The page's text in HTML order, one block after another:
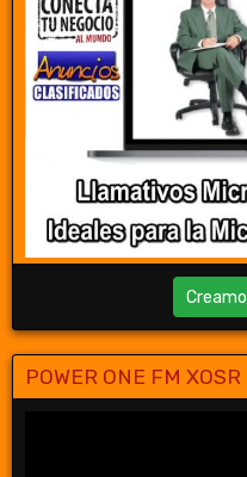
POWER ONE FM XOSR